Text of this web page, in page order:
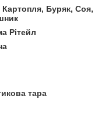
Картопля, Буряк, Соя,
Рітейл
тара